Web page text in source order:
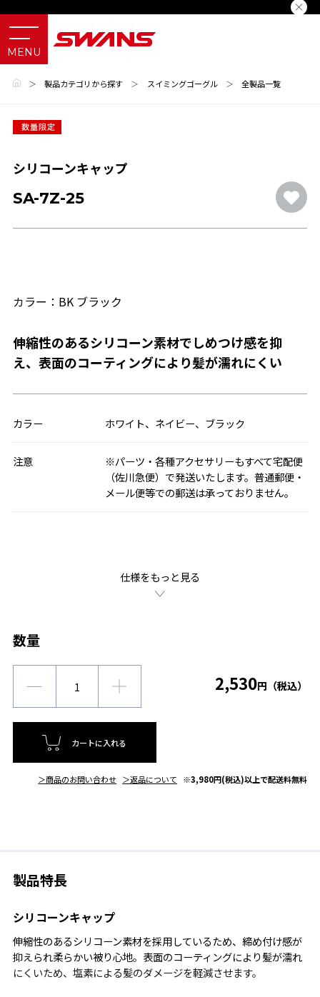
＞ 製品カテゴリから探す ＞ スイミングゴーグル ＞ 全製品一覧
シリコーンキャップ
SA-7Z-25
カラー：BK ブラック
伸縮性のあるシリコーン素材でしめつけ感を抑
え、表面のコーティングにより髪が濡れにくい
カラー ホワイト、ネイビー、ブラック
注意
※パーツ・各種アクセサリーもすべて宅配便
（佐川急便）で発送いたします。普通郵便・
メール便等での郵送は承っておりません。
仕様をもっと見る
数量
2,530円（税込）
カートに入れる
＞商品のお問い合わせ ＞返品について ※3,980円(税込)以上で配送料無料
製品特長
シリコーンキャップ
伸縮性のあるシリコーン素材を採用しているため、締め付け感が
抑えられ柔らかい被り心地。表面のコーティングにより髪が濡れ
にくいため、塩素による髪のダメージを軽減させます。